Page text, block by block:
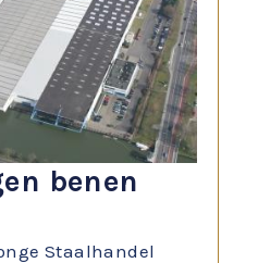
benen
Staalhandel